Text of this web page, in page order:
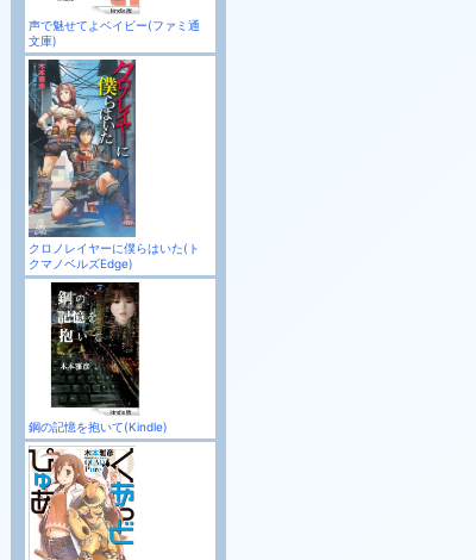
声で魅せてよベイビー(ファミ通
文庫)
クロノレイヤーに僕らはいた(ト
クマノベルズEdge)
鋼の記憶を抱いて(Kindle)